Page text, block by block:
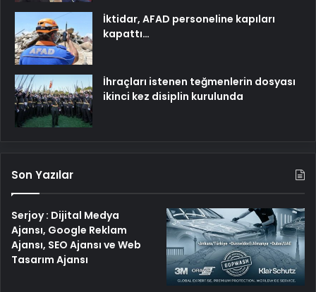
İktidar, AFAD personeline kapıları
kapattı…
İhraçları istenen teğmenlerin dosyası
ikinci kez disiplin kurulunda
Son Yazılar
Serjoy : Dijital Medya
Ajansı, Google Reklam
Ajansı, SEO Ajansı ve Web
Tasarım Ajansı